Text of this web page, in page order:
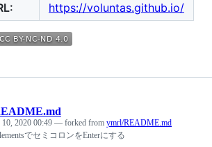
https://voluntas.github.io/
10, 2020 00:49 — forked from ymrl/README.md
でセミコロンをEnterにする